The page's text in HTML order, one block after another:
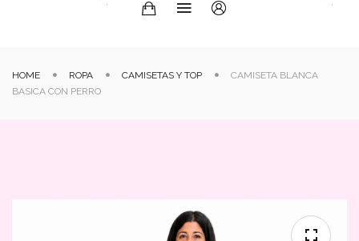
HOME ROPA CAMISETAS Y TOP
CAMISETA BLANCA
BASICA CON PERRO